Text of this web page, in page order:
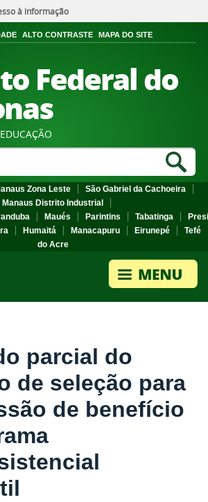
à informação
ALTO CONTRASTE MAPA DO SITE
Federal do
Zona Leste
São Gabriel da Cachoeira
Manaus Distrito Industrial
Maués Parintins Tabatinga
Humaitá Manacapuru Eirunepé
Tefé
do Acre
parcial do
de seleção para
de benefício